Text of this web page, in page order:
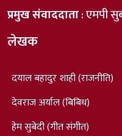
प्रमुख संवाददाता: एमपी
लेखक
दयाल बहादुर शाही (राजनीति)
देवराज अर्याल (बिबिध)
हेम सुबेदी (गीत संगीत)